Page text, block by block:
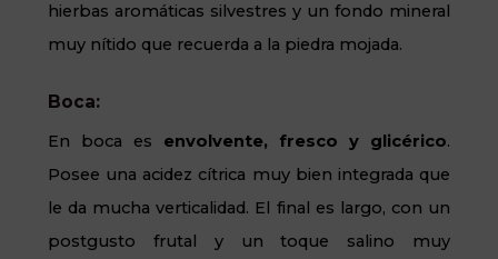
hierbas aromáticas silvestres y un fondo mineral
muy nítido que recuerda a la piedra mojada.
Boca:
En boca es envolvente, fresco y glicérico.
Posee una acidez cítrica muy bien integrada que
le da mucha verticalidad. El final es largo, con un
postgusto frutal y un toque salino muy